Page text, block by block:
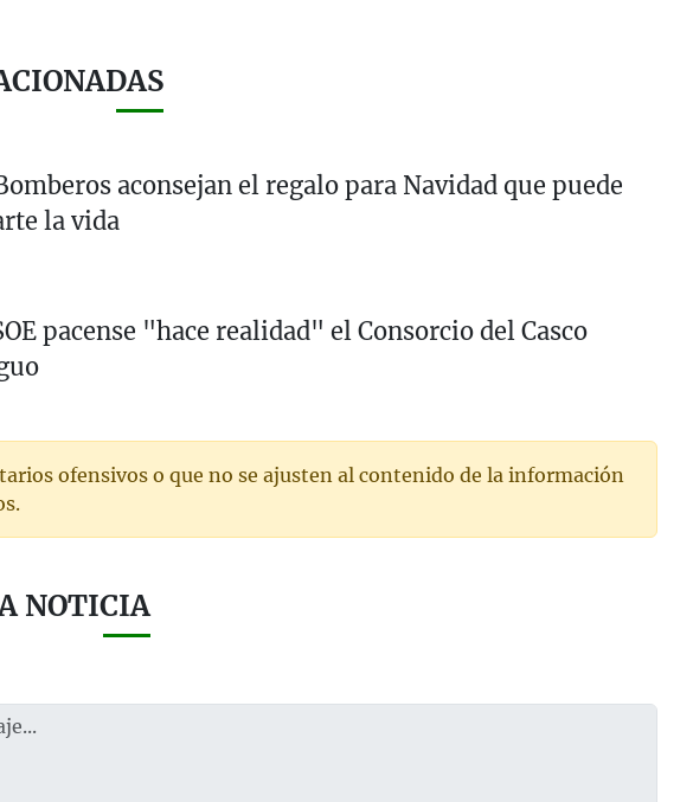
aconsejan el regalo para Navidad que puede
la vida
pacense "hace realidad" el Consorcio del Casco
ofensivos o que no se ajusten al contenido de la información
NOTICIA